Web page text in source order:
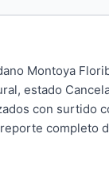
Montoya
estado
con surtido
completo